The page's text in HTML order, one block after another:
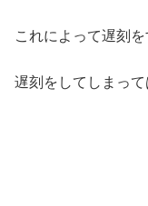
これによって遅刻
遅刻をしてしまって